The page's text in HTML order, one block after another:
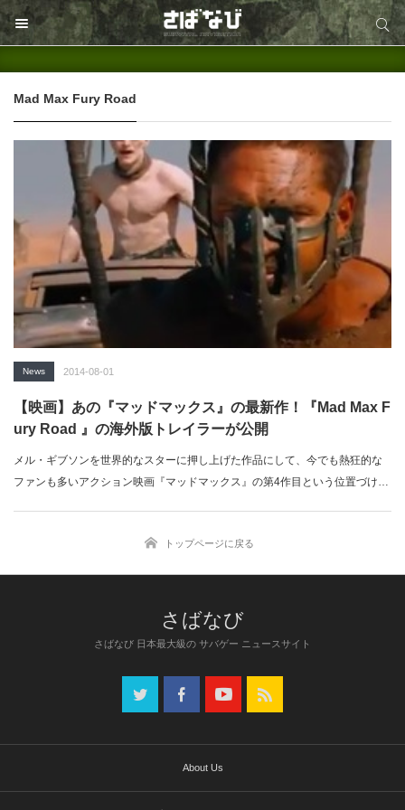
サイト内検索
Mad Max Fury Road
News 2014-08-01
【映画】あの『マッドマックス』の最新作！『Mad Max F
ury Road 』の海外版トレイラーが公開
メル・ギブソンを世界的なスターに押し上げた作品にして、今でも熱狂的な
ファンも多いアクション映画『マッドマックス』の第4作目という位置づけと
トップページに戻る
さばなび 日本最大級の サバゲー ニュースサイト
About Us
サイト内検索